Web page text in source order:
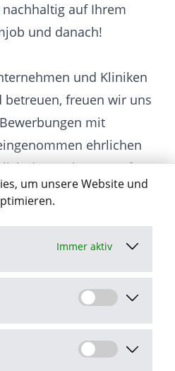
um unsere Website und
Immer aktiv
auf Ihrem
und danach!
und Kliniken
betreuen, freuen wir uns
mit
ehrlichen
der nächsten Stufen